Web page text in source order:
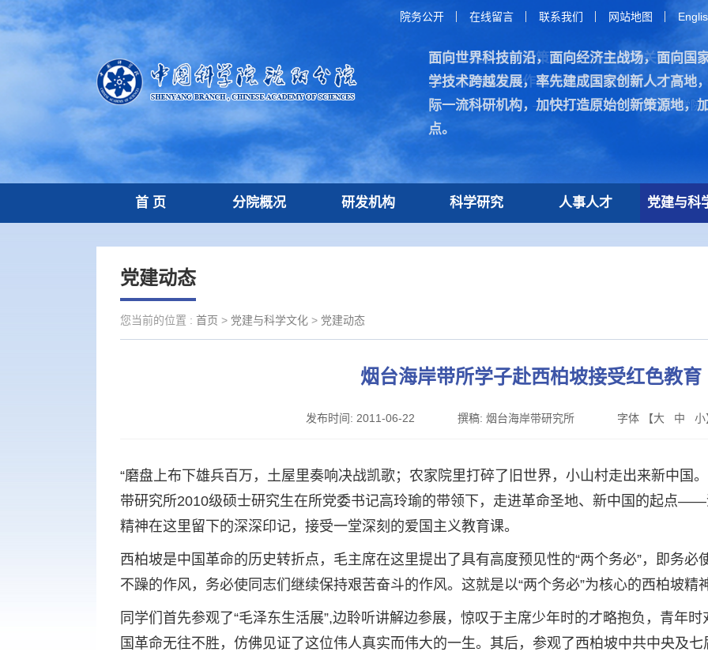
院务公开 在线留言 联系我们 网站地图
面向世界科技前沿，面向经济主战场，面向国
学技术跨越发展，率先建成国家创新人才高地
际一流科研机构，加快打造原始创新策源地，
点。
加快打造原始创新策源地，加快突破关键核心
为世界科技强国作出新的更大的贡献。
—— 习近平总书记在致中国科学院
首 页 分院概况 研发机构 科学研究 人事人才 党建与科
党建动态
您当前的位置 : 首页 > 党建与科学文化 > 党建动态
烟台海岸带所学子赴西柏坡接受红色教育
发布时间: 2011-06-22 撰稿: 烟台海岸带研究所 字体 【大 中 小
“磨盘上布下雄兵百万，土屋里奏响决战凯歌；农家院里打碎了旧世界，小山村走出来新中国
带研究所2010级硕士研究生在所党委书记高玲瑜的带领下，走进革命圣地、新中国的起点——
精神在这里留下的深深印记，接受一堂深刻的爱国主义教育课。
西柏坡是中国革命的历史转折点，毛主席在这里提出了具有高度预见性的“两个务必”，即务
不躁的作风，务必使同志们继续保持艰苦奋斗的作风。这就是以“两个务必”为核心的西柏坡精
同学们首先参观了“毛泽东生活展”,边聆听讲解边参展，惊叹于主席少年时的才略抱负，青年
国革命无往不胜，仿佛见证了这位伟人真实而伟大的一生。其后，参观了西柏坡中共中央及